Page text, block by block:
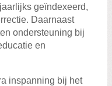
geïndexeerd,
Daarnaast
ondersteuning bij
en
inspanning bij het